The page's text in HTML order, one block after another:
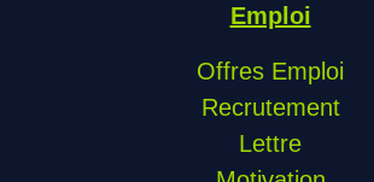
Emploi
Offres Emploi
Recrutement
Lettre